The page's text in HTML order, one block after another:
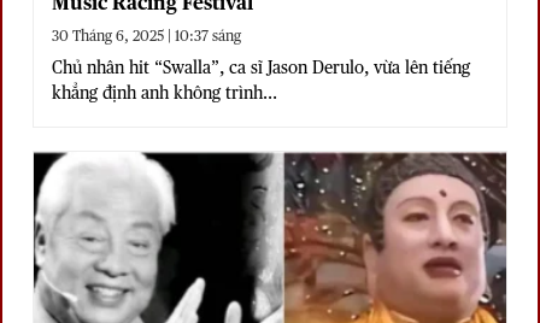
30 Tháng 6, 2025 | 10:37 sáng
Chủ nhân hit “Swalla”, ca sĩ Jason Derulo, vừa lên tiếng
khẳng định anh không trình...